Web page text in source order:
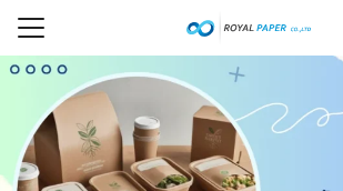
Skip
content
Search